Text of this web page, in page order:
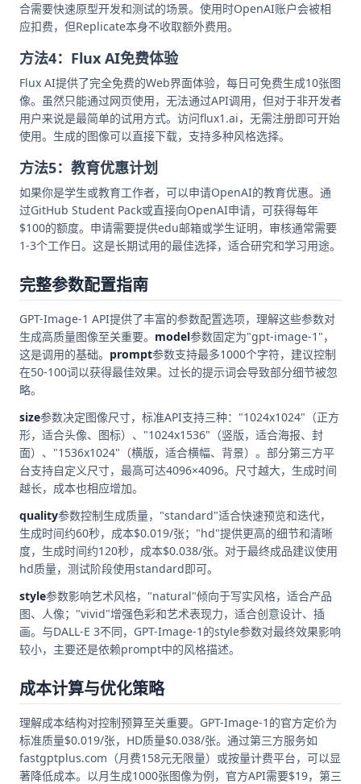
合需要快速原型开发和测试的场景。使用时OpenAI账户会被相
应扣费，但Replicate本身不收取额外费用。
方法4：Flux AI免费体验
Flux AI提供了完全免费的Web界面体验，每日可免费生成10张图
像。虽然只能通过网页使用，无法通过API调用，但对于非开发者
用户来说是最简单的试用方式。访问flux1.ai，无需注册即可开始
使用。生成的图像可以直接下载，支持多种风格选择。
方法5：教育优惠计划
如果你是学生或教育工作者，可以申请OpenAI的教育优惠。通
过GitHub Student Pack或直接向OpenAI申请，可获得每年
$100的额度。申请需要提供edu邮箱或学生证明，审核通常需要
1-3个工作日。这是长期试用的最佳选择，适合研究和学习用途。
完整参数配置指南
GPT-Image-1 API提供了丰富的参数配置选项，理解这些参数对
生成高质量图像至关重要。 model参数固定为"gpt-image-1"，
这是调用的基础。 prompt参数支持最多1000个字符，建议控制
在50-100词以获得最佳效果。过长的提示词会导致部分细节被忽
略。
size参数决定图像尺寸，标准API支持三种："1024x1024"（正方
形，适合头像、图标）、"1024x1536"（竖版，适合海报、封
面）、"1536x1024"（横版，适合横幅、背景）。部分第三方平
台支持自定义尺寸，最高可达4096×4096。尺寸越大，生成时间
越长，成本也相应增加。
quality参数控制生成质量，"standard"适合快速预览和迭代，
生成时间约60秒，成本$0.019/张；"hd"提供更高的细节和清晰
度，生成时间约120秒，成本$0.038/张。对于最终成品建议使用
hd质量，测试阶段使用standard即可。
style参数影响艺术风格，"natural"倾向于写实风格，适合产品
图、人像；"vivid"增强色彩和艺术表现力，适合创意设计、插
画。与DALL-E 3不同，GPT-Image-1的style参数对最终效果影响
较小，主要还是依赖prompt中的风格描述。
成本计算与优化策略
理解成本结构对控制预算至关重要。GPT-Image-1的官方定价为
标准质量$0.019/张，HD质量$0.038/张。通过第三方服务如
fastgptplus.com（月费158元无限量）或按量计费平台，可以显
著降低成本。以月生成1000张图像为例，官方API需要$19，第三